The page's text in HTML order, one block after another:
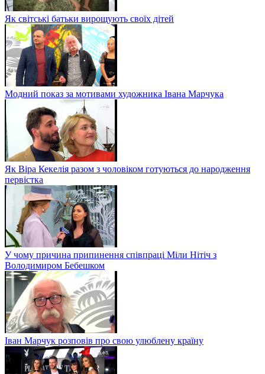
Як світські батьки вирощують своїх дітей
Модний показ за мотивами художника Івана Марчука
Як Віра Кекелія разом з чоловіком готуються до народження
первістка
У чому причина припинення співпраці Міли Нітіч з
Володимиром Бебешком
Іван Марчук розповів про свою улюблену країну